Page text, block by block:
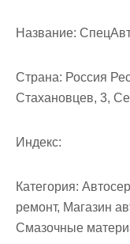
Название:
Страна: Россия
Стахановцев, 3,
Индекс:
Категория:
ремонт, Магазин
Смазочные